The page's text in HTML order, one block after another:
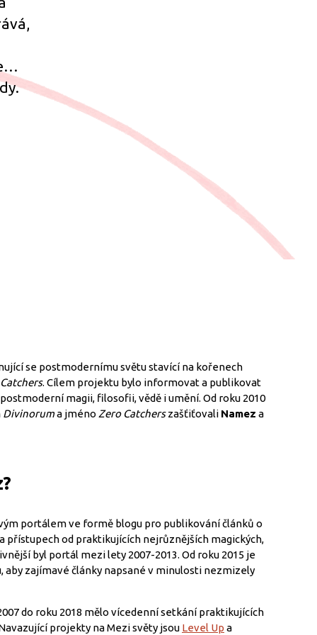
se postmodernímu světu stavící na kořenech
. Cílem projektu bylo informovat a publikovat
magii, filosofii, vědě i umění. Od roku 2010
Divinoruma jméno Zero Catcherszašťiťovali Namez a
portálem ve formě blogu pro publikování článků o
přístupech od praktikujících nejrůznějších magických,
byl portál mezi lety 2007-2013. Od roku 2015 je
aby zajímavé články napsané v minulosti nezmizely
do roku 2018 mělo vícedenní setkání praktikujících
projekty na Mezi světy jsou Level Up a